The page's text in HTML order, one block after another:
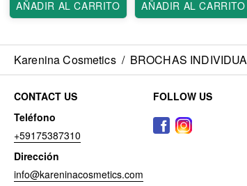
AÑADIR AL CARRITO AÑADIR AL CARRITO
Karenina Cosmetics / BROCHAS
CONTACT US
Teléfono
+59175387310
Dirección
info@kareninacosmetics.com
FOLLOW US